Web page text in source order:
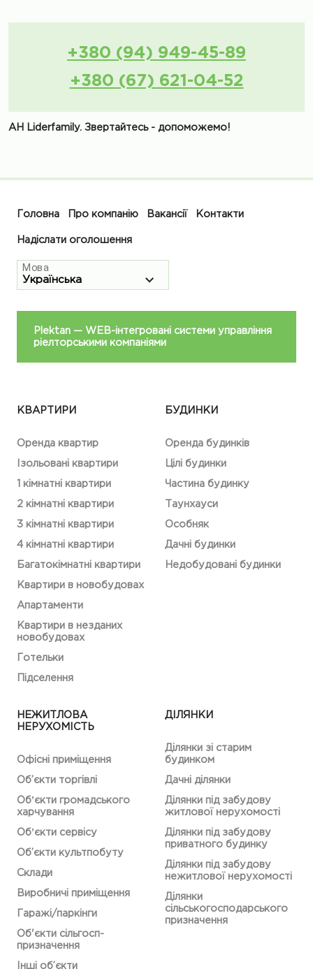
+380 (94) 949-45-89
+380 (67) 621-04-52
АН Liderfamily. Звертайтесь - допоможемо!
Головна Про компанію Вакансії Контакти
Надіслати оголошення
Мова
Plektan — WEB-інтегровані системи управління
ріелторськими компаніями
КВАРТИРИ
Оренда квартир
Ізольовані квартири
1 кімнатні квартири
2 кімнатні квартири
3 кімнатні квартири
4 кімнатні квартири
Багатокімнатні квартири
Квартири в новобудовах
Апартаменти
Квартири в незданих
новобудовах
Готельки
Підселення
БУДИНКИ
Оренда будинків
Цілі будинки
Частина будинку
Таунхауси
Особняк
Дачні будинки
Недобудовані будинки
НЕЖИТЛОВА
НЕРУХОМІСТЬ
Офісні приміщення
Об’єкти торгівлі
Обʼєкти громадського
харчування
Обʼєкти сервісу
Об’єкти культпобуту
Склади
Виробничі приміщення
Гаражі/паркінги
Об'єкти сільгосп-
призначення
Інші об’єкти
ДІЛЯНКИ
Ділянки зі старим
будинком
Дачні ділянки
Ділянки під забудову
житлової нерухомості
Ділянки під забудову
приватного будинку
Ділянки під забудову
нежитлової нерухомості
Ділянки
сільськогосподарського
призначення